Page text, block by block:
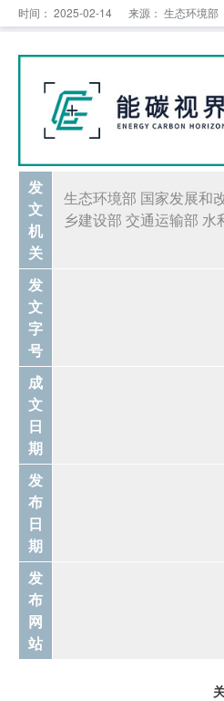
时间： 2025-02-14 来源： 生态环境部
发
文
机
关
生态环境部 国家发展和
乡建设部 交通运输部
发
文
字
号
成
文
日
期
发
布
日
期
发
布
网
站